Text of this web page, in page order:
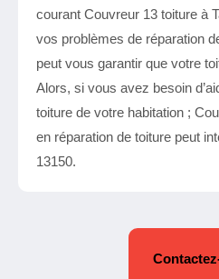
courant Couvreur 13 toiture à
vos problèmes de réparation
peut vous garantir que votre
Alors, si vous avez besoin
toiture de votre habitation ;
en réparation de toiture peut
13150.